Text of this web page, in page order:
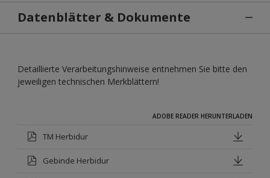
Datenblätter & Dokumente
Detaillierte Verarbeitungshinweise entnehmen Sie bitte den
jeweiligen technischen Merkblättern!
ADOBE READER HERUNTERLADEN
TM Herbidur
Gebinde Herbidur